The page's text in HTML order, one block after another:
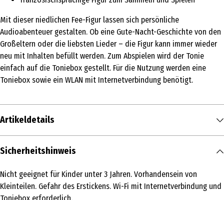
Mit dieser niedlichen Fee-Figur lassen sich persönliche
Audioabenteuer gestalten. Ob eine Gute-Nacht-Geschichte von den
Großeltern oder die liebsten Lieder – die Figur kann immer wieder
neu mit Inhalten befüllt werden. Zum Abspielen wird der Tonie
einfach auf die Toniebox gestellt. Für die Nutzung werden eine
Toniebox sowie ein WLAN mit Internetverbindung benötigt.
Artikeldetails
Inhalt
Produkttyp
CD Player & sonstige Audiogeräte
Sicherheitshinweis
Nicht geeignet für Kinder unter 3 Jahren. Vorhandensein von
Kleinteilen. Gefahr des Erstickens. Wi-Fi mit Internetverbindung und